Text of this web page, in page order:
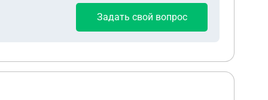
так как родители уже были гражданами
Задать свой вопрос